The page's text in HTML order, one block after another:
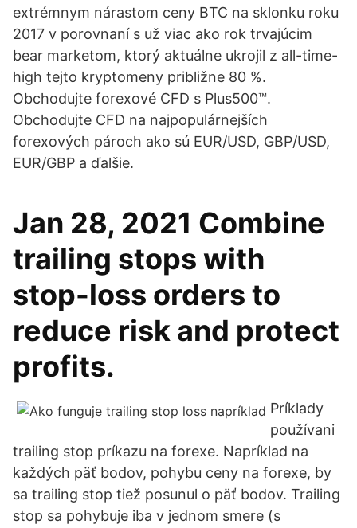
extrémnym nárastom ceny BTC na sklonku roku
2017 v porovnaní s už viac ako rok trvajúcim
bear marketom, ktorý aktuálne ukrojil z all-time-
high tejto kryptomeny približne 80 %.
Obchodujte forexové CFD s Plus500™.
Obchodujte CFD na najpopulárnejších
forexových pároch ako sú EUR/USD, GBP/USD,
EUR/GBP a ďalšie.
Jan 28, 2021 Combine
trailing stops with
stop-loss orders to
reduce risk and protect
profits.
Príklady
používani
trailing stop príkazu na forexe. Napríklad na
každých päť bodov, pohybu ceny na forexe, by
sa trailing stop tiež posunul o päť bodov. Trailing
stop sa pohybuje iba v jednom smere (s